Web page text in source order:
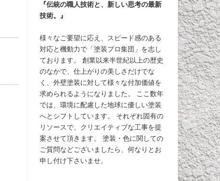
『伝統の職人技術と、新しい思考の最新
技術。』
様々なご要望に応え、スピード感のある
対応と機動力で「塗装プロ集団」を志し
ております。 創業以来半世紀以上の歴史
のなかで、仕上がりの美しさだけでな
く、外壁塗装に対して様々な付加価値を
求められるようになりました。 ここ数年
では、環境に配慮した地球に優しい塗装
へとシフトしています。 それぞれ固有の
リソースで、クリエイティブな工事を提
案させて頂きます。 塗装・色に関しての
ご質問などございましたら、何なりとお
申し付け下さいませ。